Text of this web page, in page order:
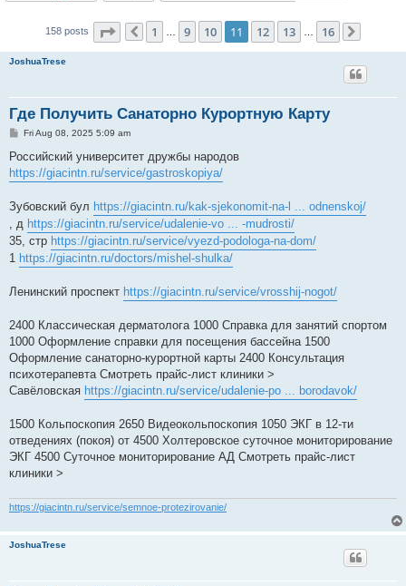
158 posts Page 11 of 16
Previous
1 9 10 11 12 13 16
JoshuaTrese
Где Получить Санаторно Курортную Карту
P
s
Fri Aug 08, 2025 5:09 am
Российский университет дружбы народов
https://giacintn.ru/service/gastroskopiya/
Зубовский бул https://giacintn.ru/kak-sjekonomit-na-l ... odnenskoj/
, д https://giacintn.ru/service/udalenie-vo ... -mudrosti/
35, стр https://giacintn.ru/service/vyezd-podologa-na-dom/
1 https://giacintn.ru/doctors/mishel-shulka/
Ленинский проспект https://giacintn.ru/service/vrosshij-nogot/
2400 Классическая дерматолога 1000 Справка для занятий спортом
1000 Оформление справки для посещения бассейна 1500
Оформление санаторно-курортной карты 2400 Консультация
психотерапевта Смотреть прайс-лист клиники >
Савёловская https://giacintn.ru/service/udalenie-po ... borodavok/
1500 Кольпоскопия 2650 Видеокольпоскопия 1050 ЭКГ в 12-ти
отведениях (покоя) от 4500 Холтеровское суточное мониторирование
ЭКГ 4500 Суточное мониторирование АД Смотреть прайс-лист
клиники >
https://giacintn.ru/service/semnoe-protezirovanie/
JoshuaTrese